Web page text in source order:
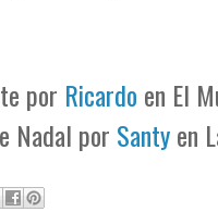
por Ricardo en El
Nadal por Santyen